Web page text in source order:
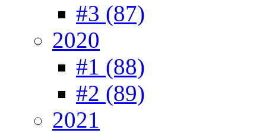
#3 (87)
2020
#1 (88)
#2 (89)
2021